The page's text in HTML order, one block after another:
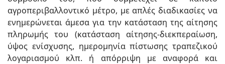
αγροπεριβαλλοντικό μέτρο, με απλές διαδικασίες να
ενημερώνεται άμεσα για την κατάσταση της αίτησης
πληρωμής του (κατάσταση αίτησης-διεκπεραίωση,
ύψος ενίσχυσης, ημερομηνία πίστωσης τραπεζικού
λογαριασμού κλπ. ή απόρριψη με αναφορά και